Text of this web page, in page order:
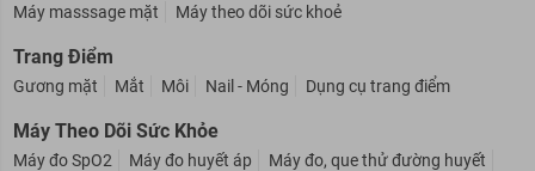
Máy masssage mặt
Máy theo dõi sức khoẻ
Trang Điểm
Gương mặt Mắt Môi Nail - Móng Dụng cụ trang điểm
Máy Theo Dõi Sức Khỏe
Máy đo SpO2 Máy đo huyết áp
Máy đo, que thử đường huyết